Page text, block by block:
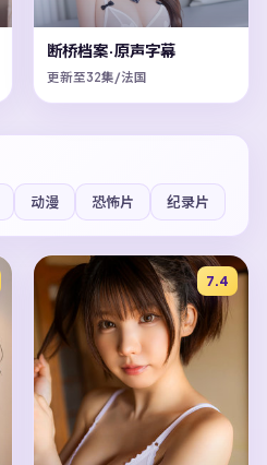
断桥档案·原声字幕
更新至32集/法国
动漫 恐怖片 纪录片
7.4